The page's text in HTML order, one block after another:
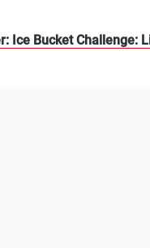
Ice Bucket Challenge: